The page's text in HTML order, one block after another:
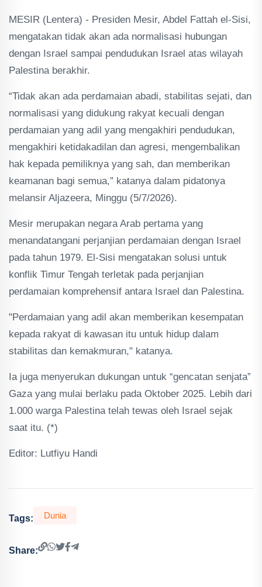
MESIR (Lentera) - Presiden Mesir, Abdel Fattah el-Sisi,
mengatakan tidak akan ada normalisasi hubungan
dengan Israel sampai pendudukan Israel atas wilayah
Palestina berakhir.
“Tidak akan ada perdamaian abadi, stabilitas sejati, dan
normalisasi yang didukung rakyat kecuali dengan
perdamaian yang adil yang mengakhiri pendudukan,
mengakhiri ketidakadilan dan agresi, mengembalikan
hak kepada pemiliknya yang sah, dan memberikan
keamanan bagi semua,” katanya dalam pidatonya
melansir Aljazeera, Minggu (5/7/2026).
Mesir merupakan negara Arab pertama yang
menandatangani perjanjian perdamaian dengan Israel
pada tahun 1979. El-Sisi mengatakan solusi untuk
konflik Timur Tengah terletak pada perjanjian
perdamaian komprehensif antara Israel dan Palestina.
"Perdamaian yang adil akan memberikan kesempatan
kepada rakyat di kawasan itu untuk hidup dalam
stabilitas dan kemakmuran," katanya.
Ia juga menyerukan dukungan untuk “gencatan senjata”
Gaza yang mulai berlaku pada Oktober 2025. Lebih dari
1.000 warga Palestina telah tewas oleh Israel sejak
saat itu. (*)
Editor: Lutfiyu Handi
Tags: Dunia
Share: